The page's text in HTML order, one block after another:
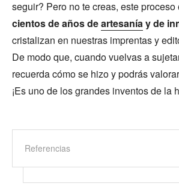
seguir? Pero no te creas, este
cientos de años deartesaníay de
cristalizan en nuestras imprentas y
De modo que, cuando vuelvas a
recuerda cómo se hizo y podrás
¡Es uno de los grandes inventos de la
Referencias